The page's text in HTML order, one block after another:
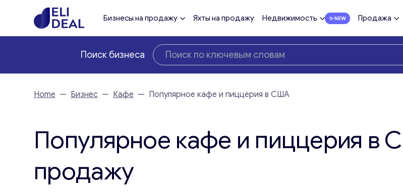
Бизнесы на продажу Яхты на продажу Недвижимость Продажа
Поиск бизнеса
Home — Бизнес — Кафе — Популярное кафе и пиццерия в США
Популярное кафе и пиццерия в
продажу